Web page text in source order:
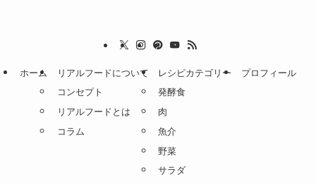
ホーム
リアルフードについて
コンセプト
リアルフードとは
コラム
レシピカテゴリー
発酵食
肉
魚介
野菜
サラダ
プロフィール